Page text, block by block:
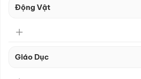
Động Vật
Giáo Dục